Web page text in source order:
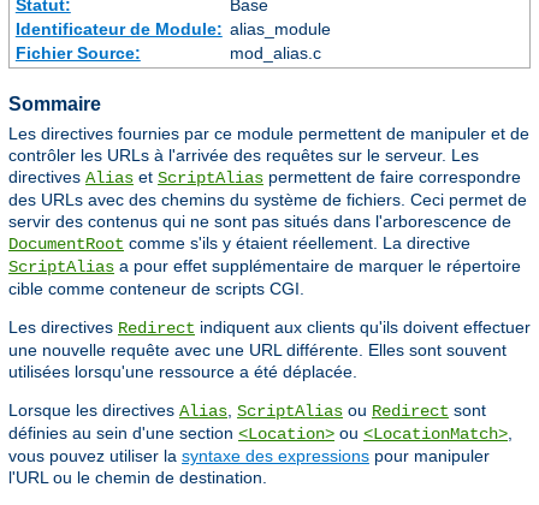
Statut:
Base
Identificateur de Module: alias_module
Fichier Source:
mod_alias.c
Sommaire
Les directives fournies par ce module permettent de manipuler et de
contrôler les URLs à l'arrivée des requêtes sur le serveur. Les
directives Alias et ScriptAlias permettent de faire correspondre
des URLs avec des chemins du système de fichiers. Ceci permet de
servir des contenus qui ne sont pas situés dans l'arborescence de
DocumentRoot comme s'ils y étaient réellement. La directive
ScriptAlias a pour effet supplémentaire de marquer le répertoire
cible comme conteneur de scripts CGI.
Les directives Redirect indiquent aux clients qu'ils doivent effectuer
une nouvelle requête avec une URL différente. Elles sont souvent
utilisées lorsqu'une ressource a été déplacée.
Lorsque les directives Alias ScriptAlias ou Redirect sont
définies au sein d'une section <Location> ou <LocationMatch>
vous pouvez utiliser la syntaxe des expressions pour manipuler
l'URL ou le chemin de destination.